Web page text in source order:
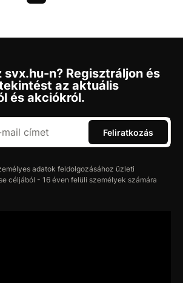
svx.hu-n? Regisztráljon és
az aktuális
és akciókról.
Feliratkozás
adatok feldolgozásához üzleti
céljából - 16 éven felüli személyek számára